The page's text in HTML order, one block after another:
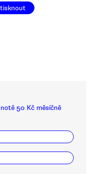
50 Kč měsíčně